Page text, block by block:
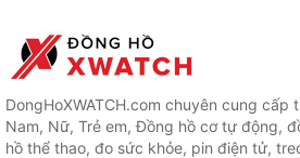
DongHoXWATCH.com chuyên cung
Nam, Nữ, Trẻ em, Đồng hồ cơ tự động,
hồ thể thao, đo sức khỏe, pin điện tử,